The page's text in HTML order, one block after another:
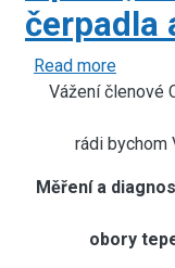
čerpadla
Read more
Měření
zařízení
v
Vážení členové
rádi bychom
Měření a
obory